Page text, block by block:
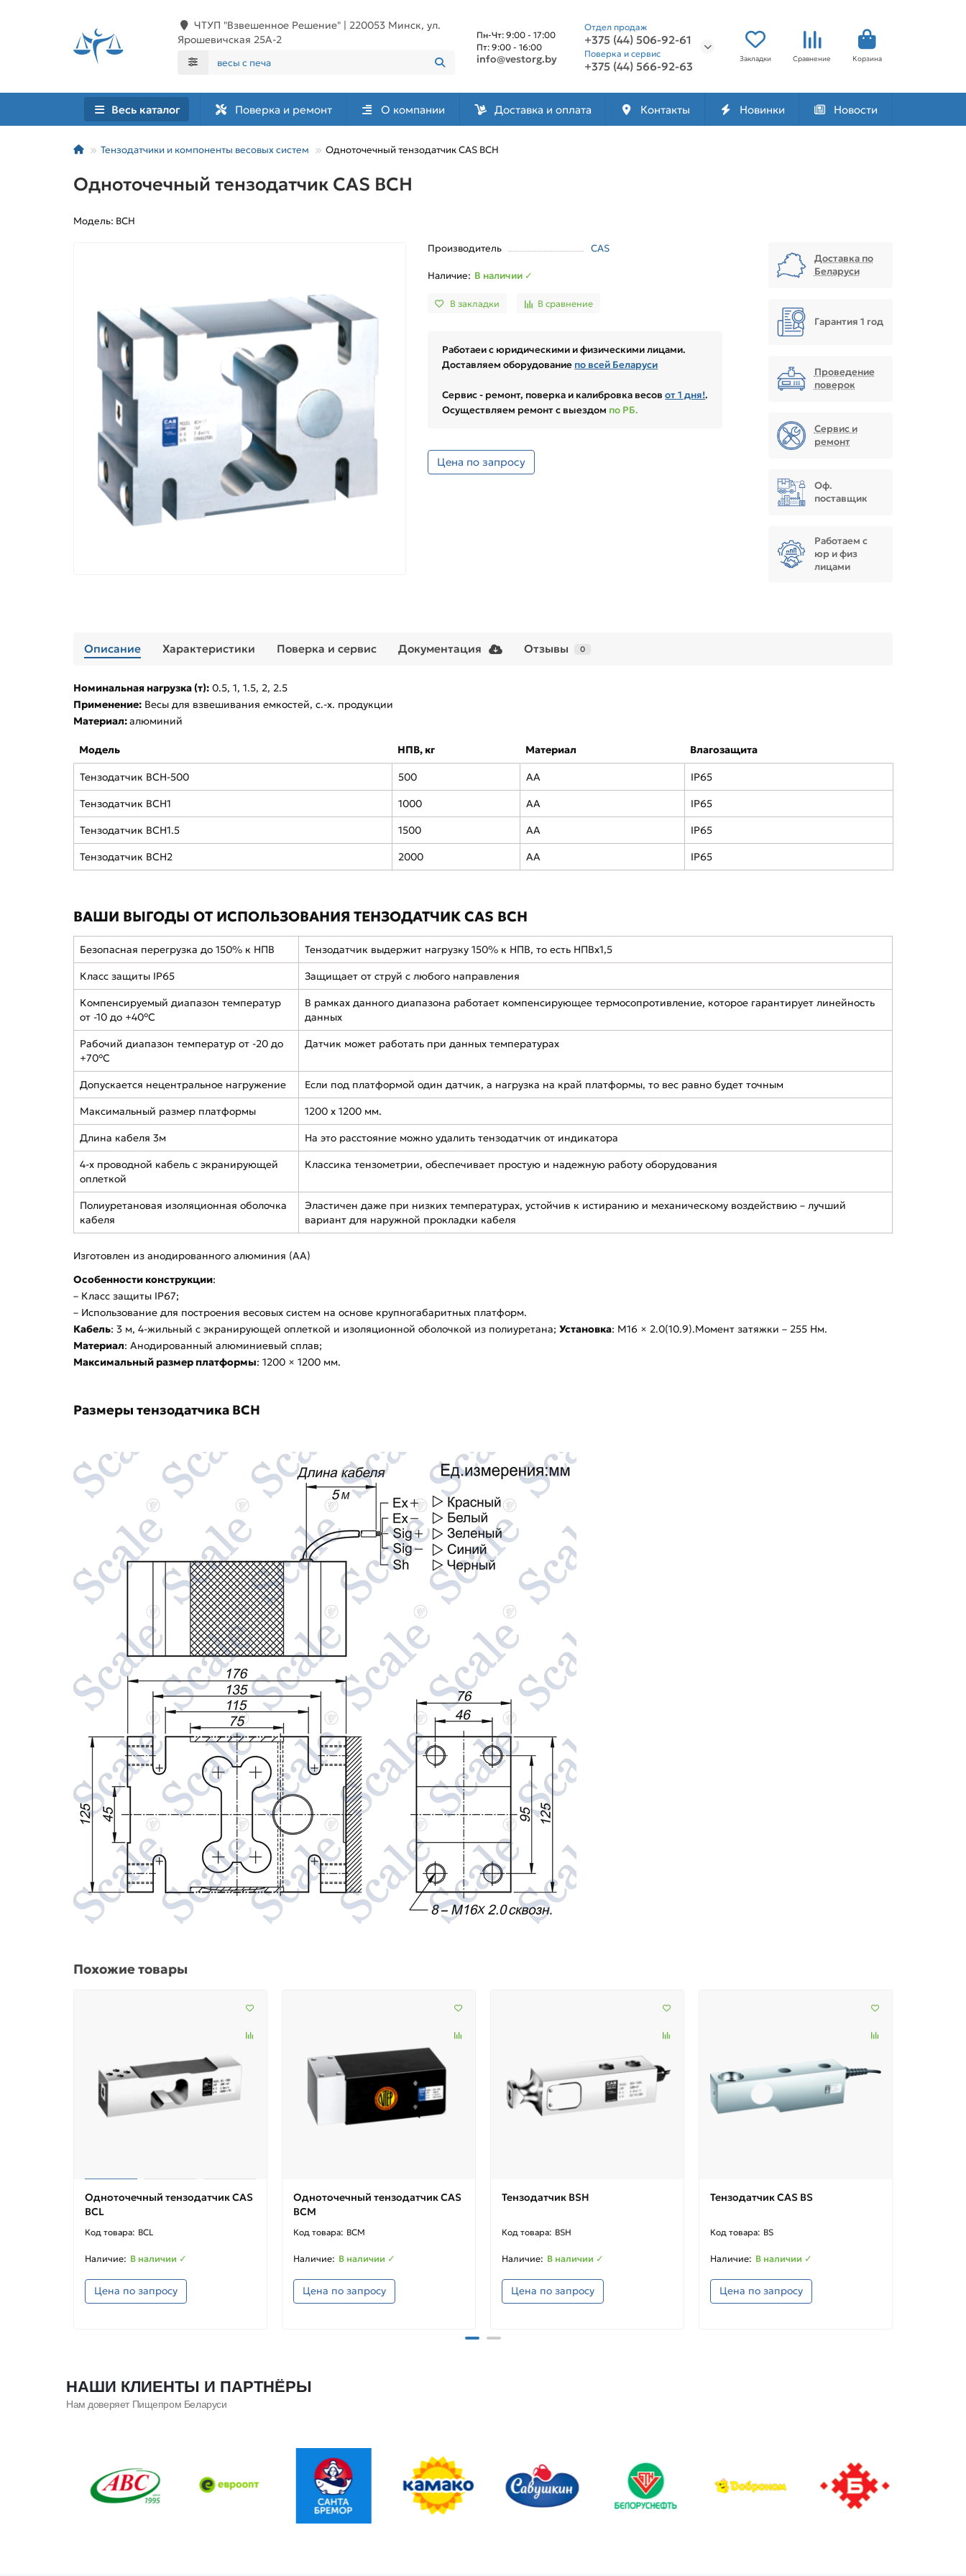
ЧТУП "Взвешенное Решение" | 220053 Минск, ул.
Ярошевичская 25А-2
Пн-Чт: 9:00 - 17:00
Пт: 9:00 - 16:00
info@vestorg.by
Отдел продаж
+375 (44) 506-92-61
Поверка и сервис
+375 (44) 566-92-63
Закладки Сравнение Корзина
Весь каталог Поверка и ремонт О компании Доставка и оплата Контакты Новинки Новости
Тензодатчики и компоненты весовых систем Одноточечный тензодатчик CAS BCH
Одноточечный тензодатчик CAS BCH
Модель: BCH
Производитель CAS
В наличии ✓
В закладки В сравнение
Работаеи с юридическими и физическими лицами.
Доставляем оборудование по всей Беларуси
Сервис - ремонт, поверка и калибровка весовот 1 дня!.
Осуществляем ремонт с выездом по РБ.
Цена по запросу
Доставка по
Беларуси
Гарантия 1 год
Проведение
поверок
Сервис и
ремонт
Оф.
поставщик
Работаем с
юр и физ
лицами
Описание Характеристики Поверка и сервис Документация Отзывы 0
Номинальная нагрузка (т): 0.5, 1, 1.5, 2, 2.5
Применение: Весы для взвешивания емкостей, с.-х. продукции
Материал:алюминий
Модель НПВ, кг Материал Влагозащита
Тензодатчик BCH-500 500 АА IP65
Тензодатчик BCH1 1000 АА IP65
Тензодатчик BCH1.5 1500 АА IP65
Тензодатчик BCH2 2000 АА IP65
ВАШИ ВЫГОДЫ ОТ ИСПОЛЬЗОВАНИЯ ТЕНЗОДАТЧИК CAS BCH
Безопасная перегрузка до 150% к НПВ Тензодатчик выдержит нагрузку 150% к НПВ, то есть НПВх1,5
Класс защиты IP65 Защищает от струй с любого направления
Компенсируемый диапазон температур
от -10 до +40°C
В рамках данного диапазона работает компенсирующее термосопротивление, которое гарантирует линейность
данных
Рабочий диапазон температур от -20 до
+70°C
Датчик может работать при данных температурах
Допускается нецентральное нагружение Если под платформой один датчик, а нагрузка на край платформы, то вес равно будет точным
Максимальный размер платформы 1200 х 1200 мм.
Длина кабеля 3м На это расстояние можно удалить тензодатчик от индикатора
4-х проводной кабель с экранирующей
оплеткой
Классика тензометрии, обеспечивает простую и надежную работу оборудования
Полиуретановая изоляционная оболочка
кабеля
Эластичен даже при низких температурах, устойчив к истиранию и механическому воздействию – лучший
вариант для наружной прокладки кабеля
Изготовлен из анодированного алюминия (АА)
Особенности конструкции:
– Класс защиты IP67;
– Использование для построения весовых систем на основе крупногабаритных платформ.
Кабель: 3 м, 4-жильный с экранирующей оплеткой и изоляционной оболочкой из полиуретана; Установка: M16 × 2.0(10.9).Момент затяжки – 255 Нм.
Материал: Анодированный алюминиевый сплав;
Максимальный размер платформы: 1200 × 1200 мм.
Размеры тензодатчика BCH
Похожие товары
Одноточечный тензодатчик CAS
BCL
BCL
В наличии ✓
Цена по запросу
Одноточечный тензодатчик CAS
BCM
BCM
В наличии ✓
Цена по запросу
Тензодатчик BSH
BSH
В наличии ✓
Цена по запросу
Тензодатчик CAS BS
BS
В наличии ✓
Цена по запросу
НАШИ КЛИЕНТЫ И ПАРТНЁРЫ
Нам доверяет Пищепром Беларуси